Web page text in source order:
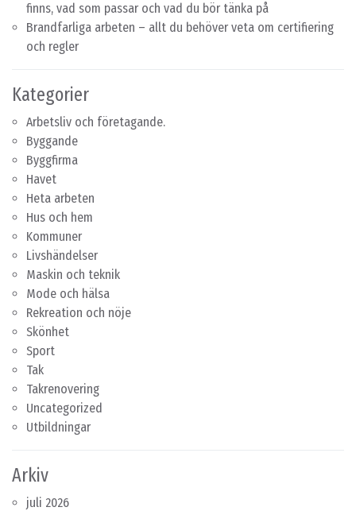
finns, vad som passar och vad du bör tänka på
Brandfarliga arbeten – allt du behöver veta om certifiering
och regler
Kategorier
Arbetsliv och företagande.
Byggande
Byggfirma
Havet
Heta arbeten
Hus och hem
Kommuner
Livshändelser
Maskin och teknik
Mode och hälsa
Rekreation och nöje
Skönhet
Sport
Tak
Takrenovering
Uncategorized
Utbildningar
Arkiv
juli 2026